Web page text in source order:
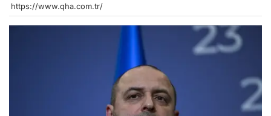
https://www.qha.com.tr/